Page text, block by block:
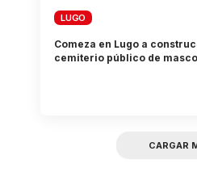
LUGO
Comeza en Lugo a
cemiterio público de
CARGAR